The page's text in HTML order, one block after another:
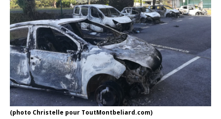
(photo Christelle pour ToutMontbeliard.com)